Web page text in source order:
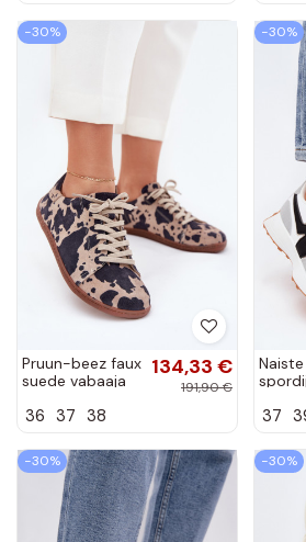
−30%
Pruun-beez faux
suede vabaaja
Barefoot Zazoo
134,33 €
191,90 €
36 37 38
−30%
Naiste
Britma
37
−30% −30%